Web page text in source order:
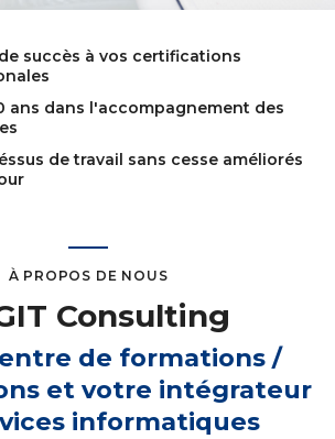
succès à vos certifications
ans dans l'accompagnement des
de travail sans cesse améliorés
À PROPOS DE NOUS
Consulting
de formations /
et votre intégrateur
informatiques